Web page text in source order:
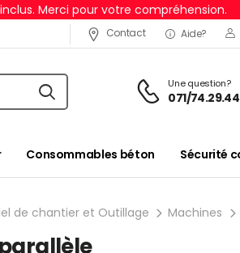
Merci pour votre compréhension.
Contact Aide?
Une question?
071/74.29.44
Consommables béton Sécurité
de chantier et Outillage Machines